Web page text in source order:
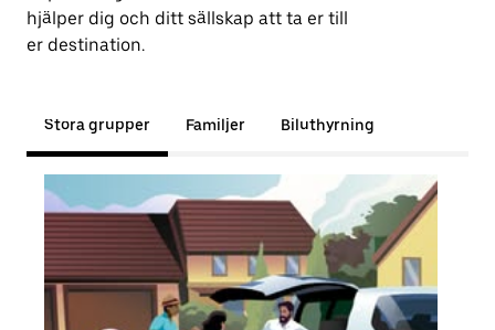
hjälper dig och ditt sällskap att ta er till
er destination.
Stora grupper Familjer Biluthyrning